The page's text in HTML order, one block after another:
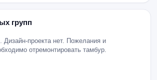
групп
Дизайн-проекта нет. Пожелания и
отремонтировать тамбур.